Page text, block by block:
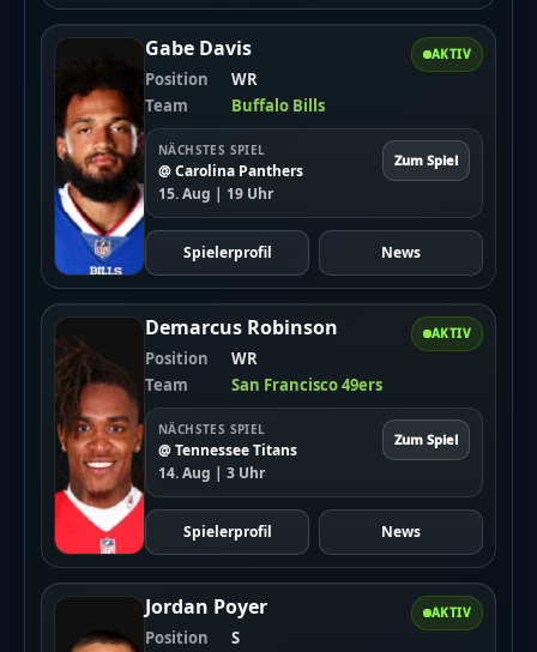
AKTIV
Gabe Davis
Position
WR
Team
Buffalo Bills
NÄCHSTES SPIEL
@ Carolina Panthers
15. Aug | 19 Uhr
Zum Spiel
Spielerprofil News
AKTIV
Demarcus Robinson
Position
WR
Team
San Francisco 49ers
NÄCHSTES SPIEL
@ Tennessee Titans
14. Aug | 3 Uhr
Zum Spiel
Spielerprofil News
AKTIV
Jordan Poyer
Position
S